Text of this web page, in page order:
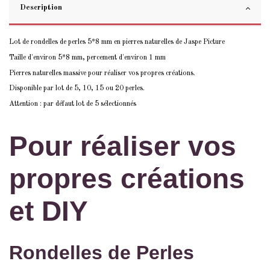
Description
Lot de rondelles de perles 5*8 mm en pierres naturelles de Jaspe Picture
Taille d'environ 5*8 mm, percement d'environ 1 mm
Pierres naturelles massive pour réaliser vos propres créations.
Disponible par lot de 5, 10, 15 ou 20 perles.
Attention : par défaut lot de 5 sélectionnés
Pour réaliser vos
propres créations
et DIY
Rondelles de Perles